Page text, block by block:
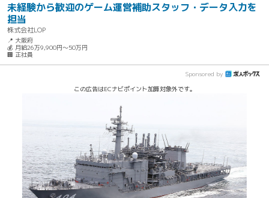
未経験から歓迎のゲーム運営補助スタッフ・データ入力を
担当
株式会社LOP
📍 大阪府
💰 月給26万9,900円～50万円
🏢 正社員
Sponsored by
この広告はECナビポイント加算対象外です。